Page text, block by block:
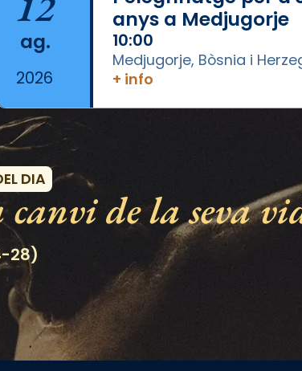
ag.
2026
anys a Medjugorje
10:00
Medjugorje, Bòsnia i
+ info
DIA
de la seva
28)